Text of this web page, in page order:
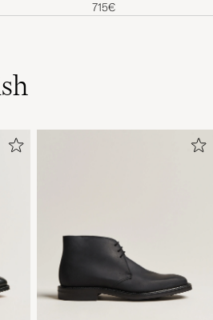
715€